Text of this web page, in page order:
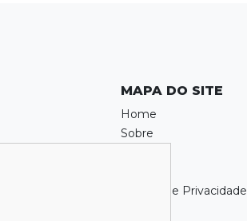
MAPA DO SITE
Home
Sobre
Política de Privacidade